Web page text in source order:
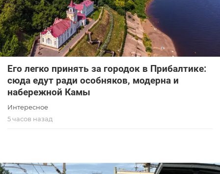
Его легко принять за городок в Прибалтике:
сюда едут ради особняков, модерна и
набережной Камы
Интересное
5 часов назад